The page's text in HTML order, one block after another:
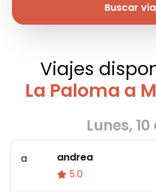
Buscar
Viajes
La Paloma a
Lunes,
a
andrea
5.0